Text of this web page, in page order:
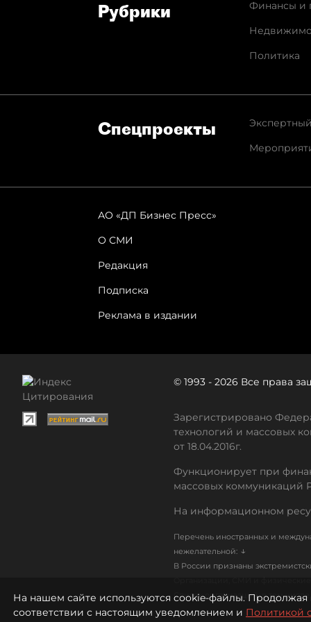
Рубрики
Финансы и
Политика
Спец­проекты
АО «ДП Бизнес Пресс»
О СМИ
Редакция
Подписка
Реклама в издании
© 1993 - 2026 Все права
Зарегистрировано
технологий и массовых
от 18.04.2016г.
Функционирует при
массовых коммуникаций
На информационном
Перечень иностранных и
нежелательной: ↓
В России признаны
Список организаций, в том
На нашем сайте используются cookie-файлы. Продолжая
соответствии с настоящим уведомлением и Политикой